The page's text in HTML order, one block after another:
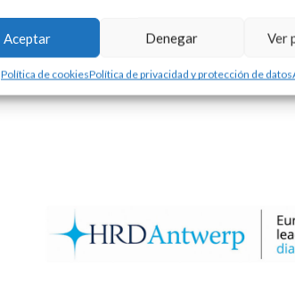
Aceptar Denegar Ver
Política de cookiesPolítica de privacidad y protección de datos